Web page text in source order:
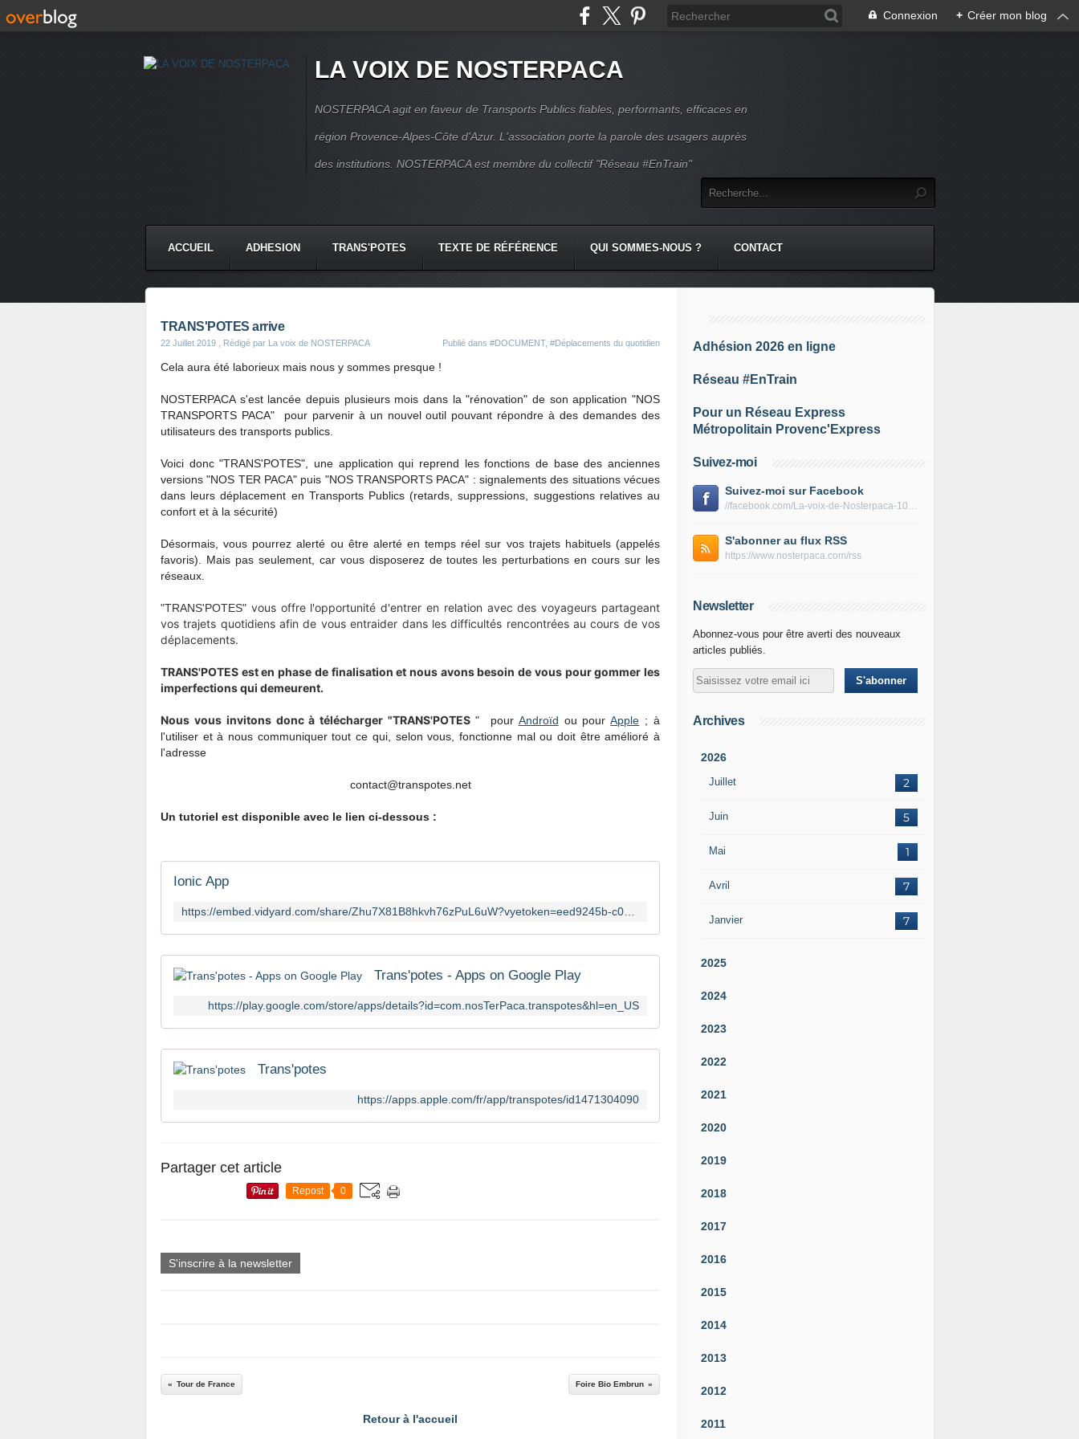
Connexion + Créer mon blog
LA VOIX DE NOSTERPACA
NOSTERPACA agit en faveur de Transports Publics fiables, performants, efficaces en
région Provence-Alpes-Côte d'Azur. L'association porte la parole des usagers auprès
des institutions. NOSTERPACA est membre du collectif "Réseau #EnTrain"
ACCUEIL ADHESION TRANS'POTES TEXTE DE RÉFÉRENCE QUI SOMMES-NOUS ? CONTACT
TRANS'POTES arrive
22 Juillet 2019 , Rédigé par La voix de NOSTERPACA Publié dans #DOCUMENT, #Déplacements du quotidien
Cela aura été laborieux mais nous y sommes presque !
NOSTERPACA s'est lancée depuis plusieurs mois dans la "rénovation" de son application "NOS
TRANSPORTS PACA" pour parvenir à un nouvel outil pouvant répondre à des demandes des
utilisateurs des transports publics.
Voici donc "TRANS'POTES", une application qui reprend les fonctions de base des anciennes
versions "NOS TER PACA" puis "NOS TRANSPORTS PACA" : signalements des situations vécues
dans leurs déplacement en Transports Publics (retards, suppressions, suggestions relatives au
confort et à la sécurité)
Désormais, vous pourrez alerté ou être alerté en temps réel sur vos trajets habituels (appelés
favoris). Mais pas seulement, car vous disposerez de toutes les perturbations en cours sur les
réseaux.
"TRANS'POTES" vous offre l'opportunité d'entrer en relation avec des voyageurs partageant
vos trajets quotidiens afin de vous entraider dans les difficultés rencontrées au cours de vos
déplacements.
TRANS'POTES est en phase de finalisation et nous avons besoin de vous pour gommer les
imperfections qui demeurent.
Nous vous invitons donc à télécharger "TRANS'POTES" pour Androïd ou pourApple ; à
l'utiliser et à nous communiquer tout ce qui, selon vous, fonctionne mal ou doit être amélioré à
l'adresse
contact@transpotes.net
Un tutoriel est disponible avec le lien ci-dessous :
Ionic App
Trans'potes - Apps on Google Play
https://play.google.com/store/apps/details?id=com.nosTerPaca.transpotes&hl=en_US
‎Trans'potes
https://apps.apple.com/fr/app/transpotes/id1471304090
Partager cet article
Repost 0
S'inscrire à la newsletter
Tour de France Foire Bio Embrun
Retour à l'accueil
Adhésion 2026 en ligne
Réseau #EnTrain
Pour un Réseau Express
Métropolitain Provenc'Express
Suivez-moi
Suivez-moi sur Facebook
//facebook.com/La-voix-de-Nosterpaca-106434384284735
S'abonner au flux RSS
https://www.nosterpaca.com/rss
Newsletter
Abonnez-vous pour être averti des nouveaux
articles publiés.
Archives
2026
Juillet 2
Juin 5
Mai 1
Avril 7
Janvier 7
2025
2024
2023
2022
2021
2020
2019
2018
2017
2016
2015
2014
2013
2012
2011